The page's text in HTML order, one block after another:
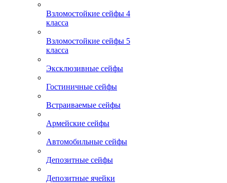
Взломостойкие сейфы 4
класса
Взломостойкие сейфы 5
класса
Эксклюзивные сейфы
Гостиничные сейфы
Встраиваемые сейфы
Армейские сейфы
Автомобильные сейфы
Депозитные сейфы
Депозитные ячейки